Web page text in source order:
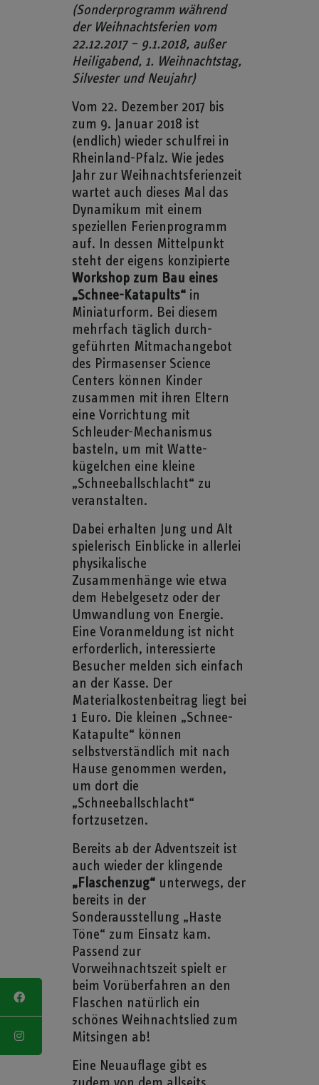
(Sonderprogramm während
der Weihnachtsferien vom
22.12.2017 – 9.1.2018, außer
Heiligabend, 1. Weihnachtstag,
Silvester und Neujahr)
Vom 22. Dezember 2017 bis
zum 9. Januar 2018 ist
(endlich) wieder schulfrei in
Rheinland-Pfalz. Wie jedes
Jahr zur Weihnachtsferienzeit
wartet auch dieses Mal das
Dynamikum mit einem
speziellen Ferienprogramm
auf. In dessen Mittelpunkt
steht der eigens konzipierte
Workshop zum Bau eines
„Schnee-Katapults“in
Miniaturform. Bei diesem
mehrfach täglich durch­
geführten Mitmachangebot
des Pirmasenser Science
Centers können Kinder
zusammen mit ihren Eltern
eine Vorrichtung mit
Schleuder-Mechanismus
basteln, um mit Watte­
kügelchen eine kleine
„Schneeballschlacht“ zu
veranstalten.
Dabei erhalten Jung und Alt
spielerisch Einblicke in allerlei
physikalische
Zusammenhänge wie etwa
dem Hebelgesetz oder der
Umwandlung von Energie.
Eine Voranmeldung ist nicht
erfor­derlich, interessierte
Besucher melden sich einfach
an der Kasse. Der
Materialkostenbeitrag liegt bei
1 Euro. Die kleinen „Schnee-
Katapulte“ können
selbstverständlich mit nach
Hause genommen werden,
um dort die
„Schneeballschlacht“
fortzusetzen.
Bereits ab der Adventszeit ist
auch wieder der klingende
„Flaschenzug“unterwegs, der
bereits in der
Sonderausstellung „Haste
Töne“ zum Einsatz kam.
Passend zur
Vorweihnachtszeit spielt er
beim Vorüberfahren an den
Flaschen natürlich ein
schönes Weihnachtslied zum
Mitsingen ab!
Eine Neuauflage gibt es